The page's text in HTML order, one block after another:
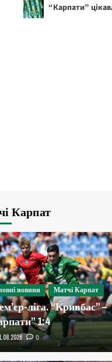
“Карпати” цікавляться
Карпат
новини Матчі Карпат
ліга. “Кривбас” –
1:4
0